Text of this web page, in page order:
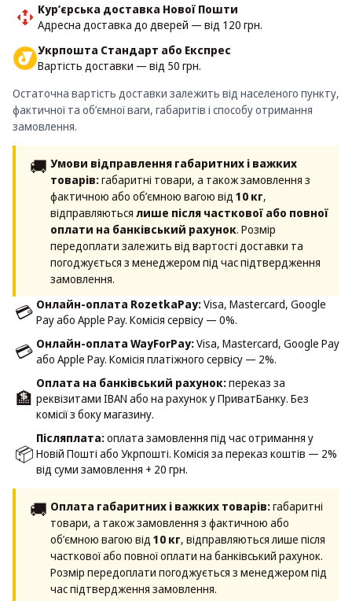
Кур’єрська доставка Нової Пошти
Адресна доставка до дверей — від 120 грн.
Укрпошта Стандарт або Експрес
Вартість доставки — від 50 грн.
Остаточна вартість доставки залежить від населеного пункту,
фактичної та об’ємної ваги, габаритів і способу отримання
замовлення.
🚚 Умови відправлення габаритних і важких
товарів:габаритні товари, а також замовлення з
фактичною або об’ємною вагою від 10 кг,
відправляються лише після часткової або повної
оплати на банківський рахунок. Розмір
передоплати залежить від вартості доставки та
погоджується з менеджером під час підтвердження
замовлення.
💳 Онлайн-оплата RozetkaPay:Visa, Mastercard, Google
Pay або Apple Pay. Комісія сервісу — 0%.
💳 Онлайн-оплата WayForPay:Visa, Mastercard, Google Pay
або Apple Pay. Комісія платіжного сервісу — 2%.
🏦
Оплата на банківський рахунок:переказ за
реквізитами IBAN або на рахунок у ПриватБанку. Без
комісії з боку магазину.
📦
Післяплата:оплата замовлення під час отримання у
Новій Пошті або Укрпошті. Комісія за переказ коштів — 2%
від суми замовлення + 20 грн.
🚚 Оплата габаритних і важких товарів:габаритні
товари, а також замовлення з фактичною або
об’ємною вагою від 10 кг, відправляються лише після
часткової або повної оплати на банківський рахунок.
Розмір передоплати погоджується з менеджером під
час підтвердження замовлення.